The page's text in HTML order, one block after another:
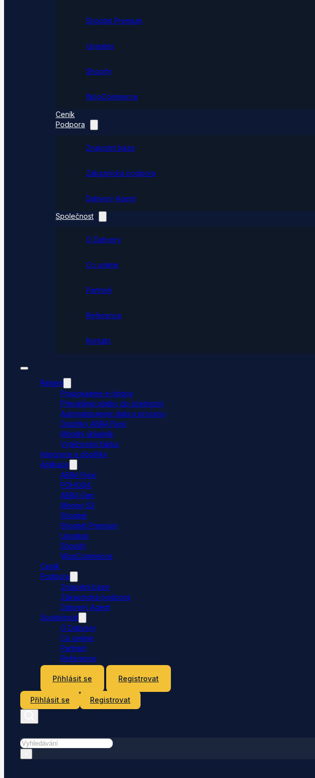
Shoptet Premium
Upgates
Shopify
WooCommerce
Ceník
Podpora
Znalostní báze
Zákaznická podpora
Dativery Agent
Společnost
O Dativery
Co umíme
Partneři
Reference
Kontakt
Řešení
Propojujeme e-shopy
Přenášíme platby do účetnictví
Automatizujeme data a procesy
Doplňky ABRA Flexi
Mobilní skladník
Vytěžování faktur
Integrace a doplňky
Aplikace
ABRA Flexi
POHODA
ABRA Gen
Money S3
Shoptet
Shoptet Premium
Upgates
Shopify
WooCommerce
Ceník
Podpora
Znalostní báze
Zákaznická podpora
Dativery Agent
Společnost
O Dativery
Co umíme
Partneři
Reference
Přihlásit se
Registrovat
Přihlásit se Registrovat
Hledat